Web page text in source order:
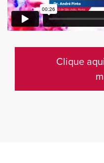
Clique